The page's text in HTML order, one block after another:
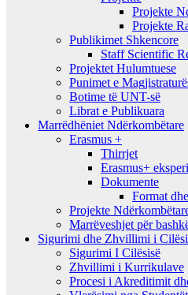
Projekte
Projekte
Publikimet Shkencore
Staff Scientific
Projektet Hulumtuese
Punimet e
Botime të UNT-së
Librat e Publikuara
Marrëdhëniet Ndërkombëtare
Erasmus +
Thirrjet
Erasmus+
Dokumente
Format
Projekte
Marrëveshjet për
Sigurimi dhe Zhvillimi i
Sigurimi I Cilësisë
Zhvillimi i Kurrikulave
Procesi i Akreditimit